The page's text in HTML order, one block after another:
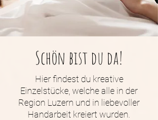
Schön bist du da!
Hier findest du kreative
Einzelstücke, welche alle in der
Region Luzern und in liebevoller
Handarbeit kreiert wurden.